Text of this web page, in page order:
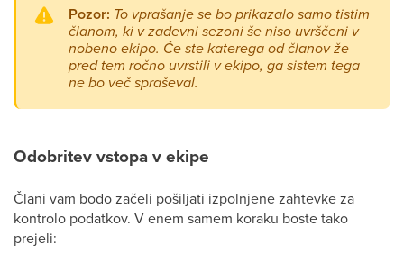
Pozor: To vprašanje se bo prikazalo samo tistim
članom, ki v zadevni sezoni še niso uvrščeni v
nobeno ekipo. Če ste katerega od članov že
pred tem ročno uvrstili v ekipo, ga sistem tega
ne bo več spraševal.
Odobritev vstopa v ekipe
Člani vam bodo začeli pošiljati izpolnjene zahtevke za
kontrolo podatkov. V enem samem koraku boste tako
prejeli: